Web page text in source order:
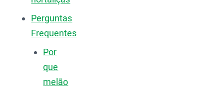
Perguntas
Frequentes
Por
que
melão